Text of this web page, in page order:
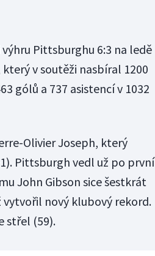
Pittsburghu 6:3 na ledě
v soutěži nasbíral 1200
gólů a 737 asistencí v 1032
Olivier Joseph, který
Pittsburgh vedl už po první
John Gibson sice šestkrát
nový klubový rekord.
střel (59).